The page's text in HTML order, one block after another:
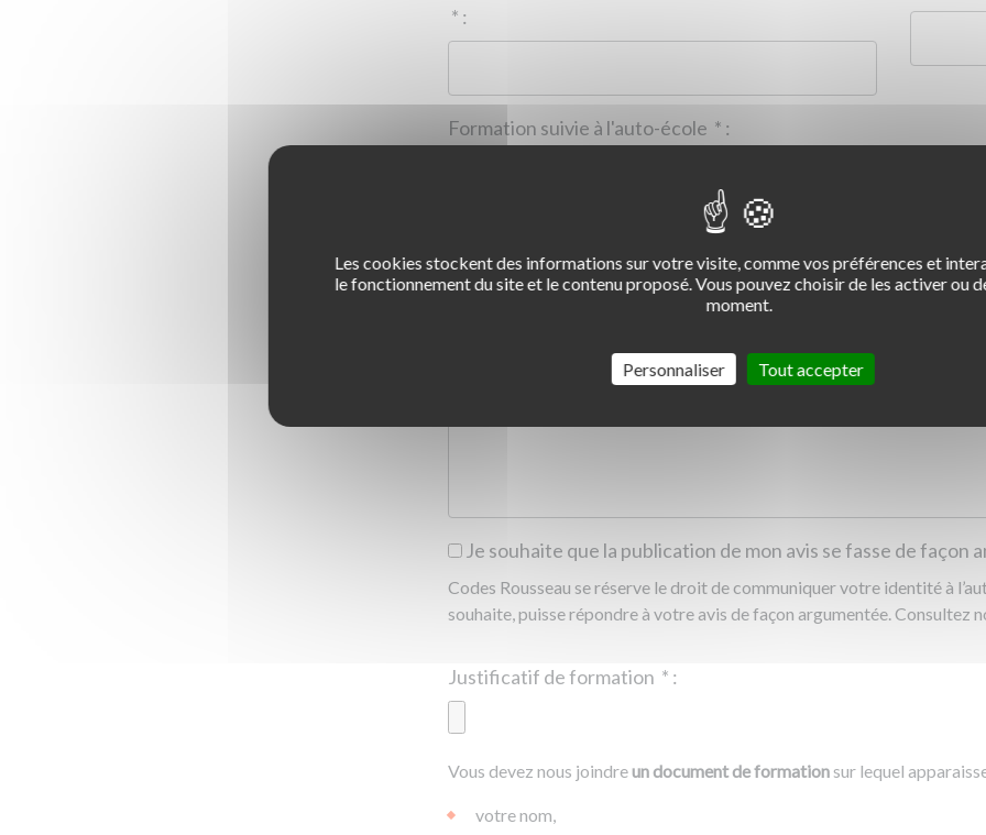
* :
* :
1
2 3 4
Je souhaite que la publication de mon avis se fasse de façon
Codes Rousseau se réserve le droit de communiquer votre identité à
souhaite, puisse répondre à votre avis de façon argumentée. Consultez
* :
||0.00 Ko
Vous devez nous joindreun document de formation sur lequel
votre nom,
Les cookies stockent des informations sur votre visite, comme vos préférences et
le fonctionnement du site et le contenu proposé. Vous pouvez choisir de les activer ou
moment.
Tout accepter
Personnaliser